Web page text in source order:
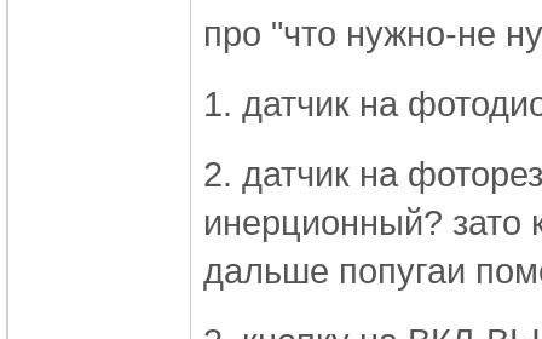
про "что нужно-не
1. датчик на
2. датчик на
инерционный? зато
дальше попугаи